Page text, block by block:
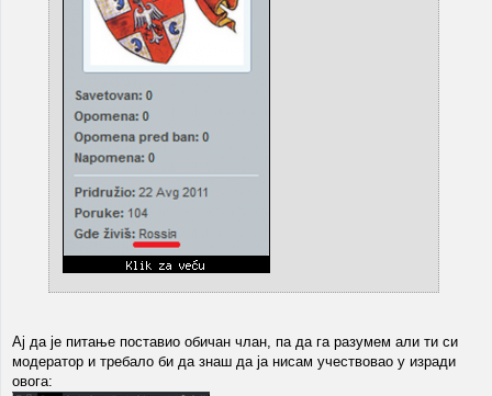
Ај да је питање поставио обичан члан, па да га разумем али ти си
модератор и требало би да знаш да ја нисам учествовао у изради
овога: